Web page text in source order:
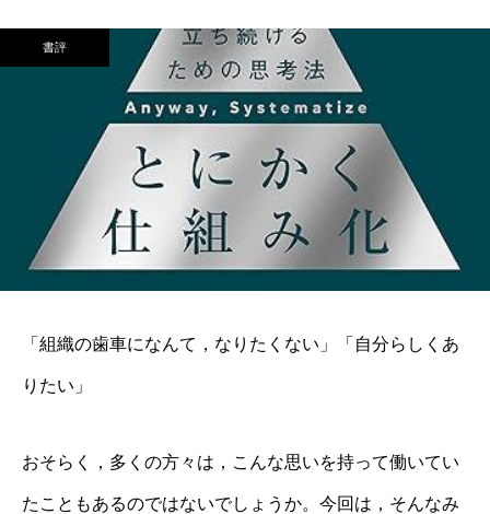
書評
「組織の歯車になんて，なりたくない」「自分らしくあ
りたい」
おそらく，多くの方々は，こんな思いを持って働いてい
たこともあるのではないでしょうか。今回は，そんなみ